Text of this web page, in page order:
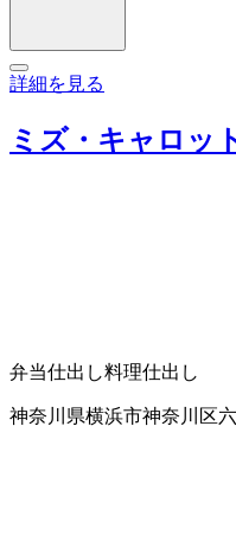
詳細を見る
ミズ・キャロッ
弁当仕出し料理仕出し
神奈川県横浜市神奈川区